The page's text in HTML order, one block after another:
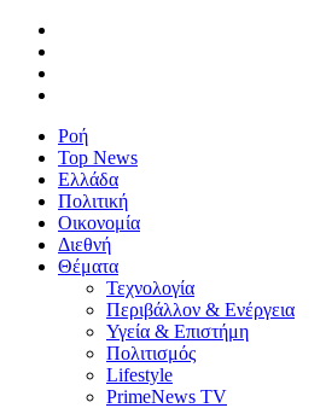
Ροή
Top News
Ελλάδα
Πολιτική
Οικονομία
Διεθνή
Θέματα
Τεχνολογία
Περιβάλλον & Ενέργεια
Υγεία & Επιστήμη
Πολιτισμός
Lifestyle
PrimeNews TV